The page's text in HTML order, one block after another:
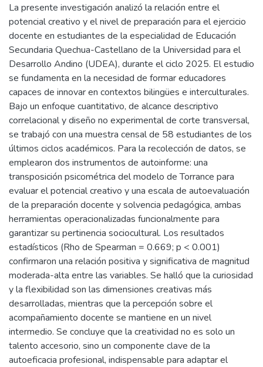
La presente investigación analizó la relación entre el
potencial creativo y el nivel de preparación para el ejercicio
docente en estudiantes de la especialidad de Educación
Secundaria Quechua-Castellano de la Universidad para el
Desarrollo Andino (UDEA), durante el ciclo 2025. El estudio
se fundamenta en la necesidad de formar educadores
capaces de innovar en contextos bilingües e interculturales.
Bajo un enfoque cuantitativo, de alcance descriptivo
correlacional y diseño no experimental de corte transversal,
se trabajó con una muestra censal de 58 estudiantes de los
últimos ciclos académicos. Para la recolección de datos, se
emplearon dos instrumentos de autoinforme: una
transposición psicométrica del modelo de Torrance para
evaluar el potencial creativo y una escala de autoevaluación
de la preparación docente y solvencia pedagógica, ambas
herramientas operacionalizadas funcionalmente para
garantizar su pertinencia sociocultural. Los resultados
estadísticos (Rho de Spearman = 0.669; p < 0.001)
confirmaron una relación positiva y significativa de magnitud
moderada-alta entre las variables. Se halló que la curiosidad
y la flexibilidad son las dimensiones creativas más
desarrolladas, mientras que la percepción sobre el
acompañamiento docente se mantiene en un nivel
intermedio. Se concluye que la creatividad no es solo un
talento accesorio, sino un componente clave de la
autoeficacia profesional, indispensable para adaptar el